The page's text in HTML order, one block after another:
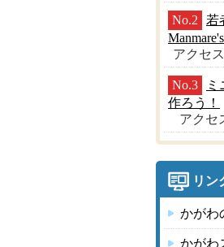
No.2
若
アクセ
No.3
作ろう！
アクセ
リン
かがわ
かがわ